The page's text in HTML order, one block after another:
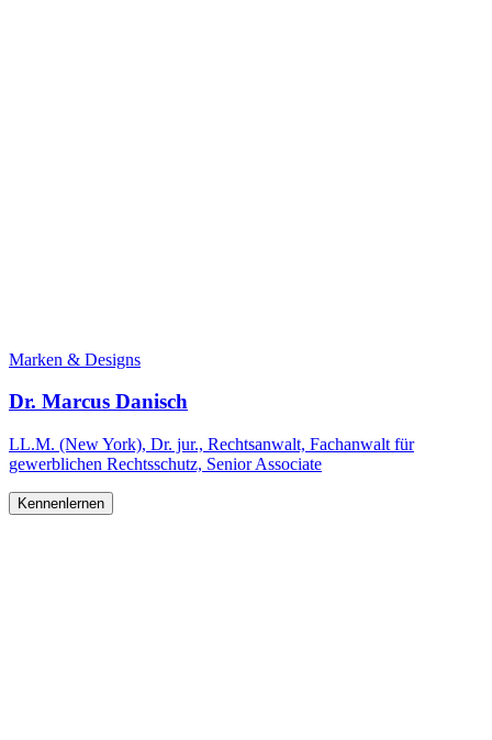
Marken & Designs
Dr. Marcus Danisch
LL.M. (New York), Dr. jur., Rechtsanwalt, Fachanwalt für
gewerblichen Rechtsschutz, Senior Associate
Kennenlernen